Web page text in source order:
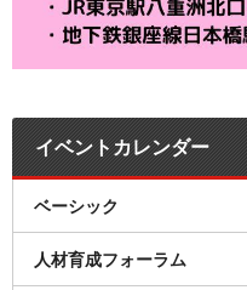
イベントカレンダー
ベーシック
人材育成フォーラム